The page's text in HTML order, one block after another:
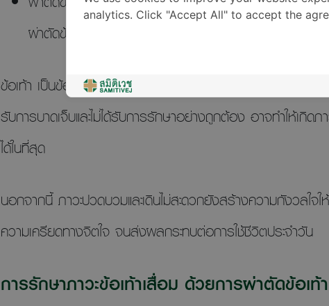
ผ่าตัดข้อเท้า และไม่ส่งผลให้เกิดการเสื่อมของข้อกระดูกใกล้
ข้อเท้า เป็นข้อต่อสำคัญที่มักถูกมองข้าม และขาดการเอาใจใส่ดูแ
รับการบาดเจ็บและไม่ได้รับการรักษาอย่างถูกต้อง อาจทำให้เกิ
ได้ในที่สุด
นอกจากนี้ ภาวะปวดบวมและเดินไม่สะดวกยังสร้างความกังวล
ความเครียดทางจิตใจ จนส่งผลกระทบต่อการใช้ชีวิตประจำวัน
การรักษาภาวะข้อเท้าเสื่อม ด้วยการผ่าตัดข้อเท้า
analytics. Click "Accept All" to accept the